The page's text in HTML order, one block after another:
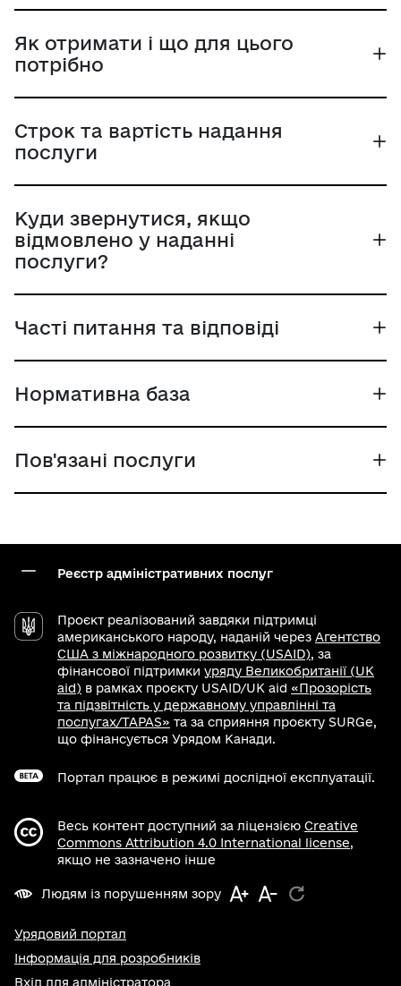
або державного підприємства, яке належить до
сфери управління Державної міграційної служби
для обміну паспорта громадянина України для
Як отримати і що для цього
потрібно
Строк та вартість надання
послуги
Куди звернутися, якщо
відмовлено у наданні
послуги?
Часті питання та відповіді
Нормативна база
Пов'язані послуги
Реєстр адміністративних послуг
Проєкт реалізований завдяки підтримці
американського народу, наданій через Агентство
США з міжнародного розвитку (USAID), за
фінансової підтримки уряду Великобританії (UK
aid) в рамках проєкту USAID/UK aid «Прозорість
та підзвітність у державному управлінні та
послугах/TAPAS» та за сприяння проєкту SURGe,
що фінансується Урядом Канади.
Портал працює в режимі дослідної експлуатації.
Весь контент доступний за ліцензією Creative
Commons Attribution 4.0 International license,
якщо не зазначено інше
Людям із порушенням зору
Урядовий портал
Інформація для розробників
Вхід для адміністратора